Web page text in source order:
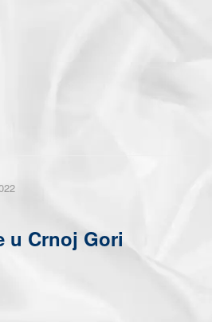
u Crnoj Gori